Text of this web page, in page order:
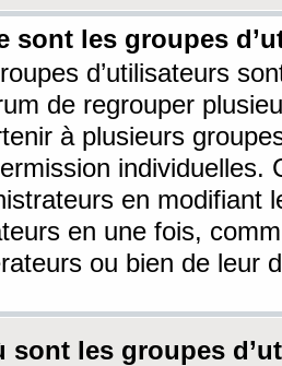
sont les groupes
d’utilisateurs
de regrouper
à plusieurs
individuelles.
en modifiant
en une fois,
ou bien de leur
sont les groupes